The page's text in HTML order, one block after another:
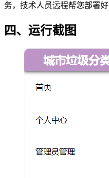
务，技术人员远程帮您部署好
四、运行截图